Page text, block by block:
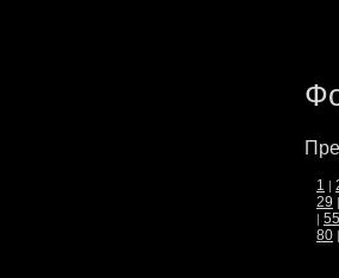
1 |
29 |
| 55
80 |